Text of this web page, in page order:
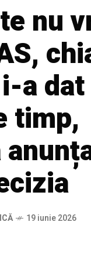
nu
a dat
timp,
19 iunie 2026